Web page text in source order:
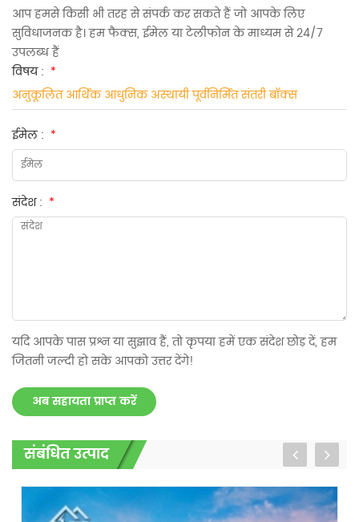
आप हमसे किसी भी तरह से संपर्क कर सकते हैं जो आपके लिए
सुविधाजनक है। हम फैक्स, ईमेल या टेलीफोन के माध्यम से 24/7
उपलब्ध हैं
विषय : *
अनुकूलित आर्थिक आधुनिक अस्थायी पूर्वनिर्मित संतरी बॉक्स
ईमेल : *
संदेश : *
यदि आपके पास प्रश्न या सुझाव हैं, तो कृपया हमें एक संदेश छोड़ दें, हम
जितनी जल्दी हो सके आपको उत्तर देंगे!
अब सहायता प्राप्त करें
संबंधित उत्पाद